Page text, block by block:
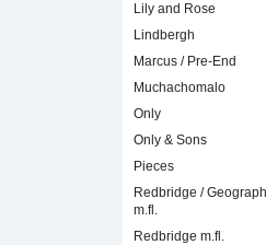
Lily and Rose
Lindbergh
Marcus / Pre-End
Muchachomalo
Only
Only & Sons
Pieces
Redbridge /
m.fl.
Redbridge m.fl.